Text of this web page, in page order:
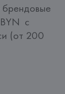
брендовые
c
(от 200